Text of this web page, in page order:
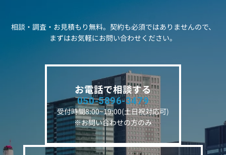
相談・調査・お見積もり無料。契約も必須ではありませんので、
まずはお気軽にお問い合わせください。
お電話で相談する
050-5896-3479
受付時間8:00~19:00(土日祝対応可)
※お問い合わせの方のみ